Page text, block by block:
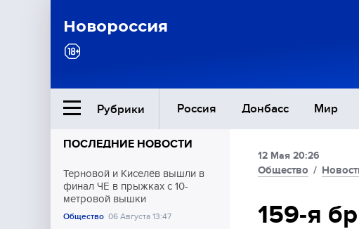
Новороссия
Рубрики Россия Донбасс Мир
Ближний Восток
Общество
ПОСЛЕДНИЕ НОВОСТИ
Терновой и Киселёв вышли в
финал ЧЕ в прыжках с 10-
метровой вышки
Общество 06 Августа 13:47
12 Мая 20:26
Общество /
159-я